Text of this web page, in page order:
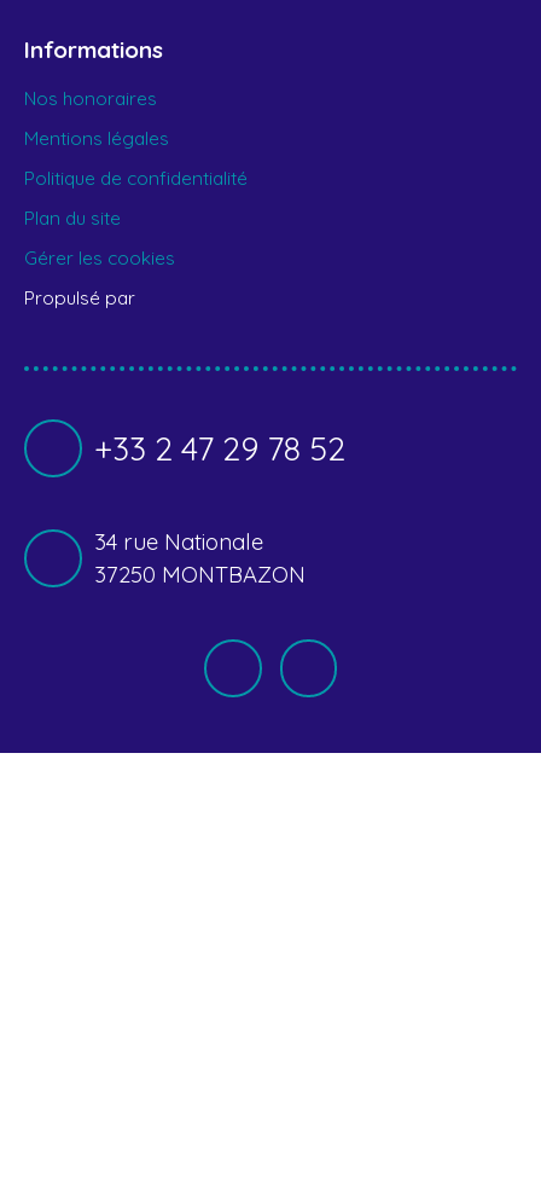
Informations
Nos honoraires
Mentions légales
Politique de confidentialité
Plan du site
Gérer les cookies
Propulsé par
+33 2 47 29 78 52
34 rue Nationale
37250 MONTBAZON